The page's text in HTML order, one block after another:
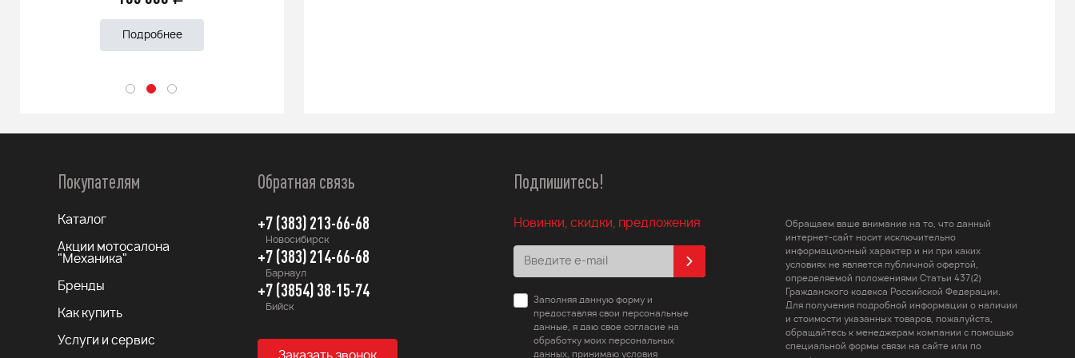
Подробнее
Покупателям
Каталог
Акции мотосалона
"Механика"
Бренды
Как купить
Услуги и сервис
Обратная связь
+7 (383) 213-66-68
Новосибирск
+7 (383) 214-66-68
Барнаул
+7 (3854) 38-15-74
Бийск
Подпишитесь!
Новинки, скидки, предложения
Заполняя данную форму и
предоставляя свои персональные
данные, я даю свое согласие на
обработку моих персональных
данных, принимаю условия
Обращаем ваше внимание на то, что данный
интернет-сайт носит исключительно
информационный характер и ни при каких
условиях не является публичной офертой,
определяемой положениями Статьи 437(2)
Гражданского кодекса Российской Федерации.
Для получения подробной информации о наличии
и стоимости указанных товаров, пожалуйста,
обращайтесь к менеджерам компании с помощью
специальной формы связи на сайте или по